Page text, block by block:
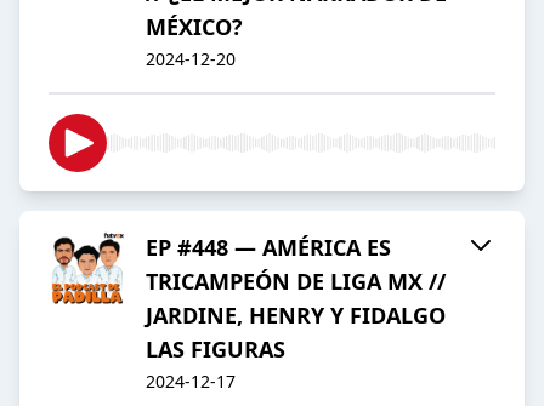
MÉXICO?
2024-12-20
EP #448 — AMÉRICA ES
TRICAMPEÓN DE LIGA MX //
JARDINE, HENRY Y FIDALGO
LAS FIGURAS
2024-12-17